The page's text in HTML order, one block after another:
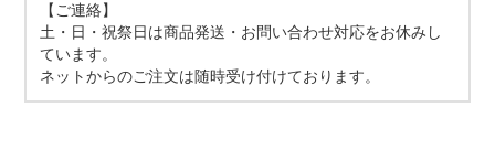
【ご連絡】
土・日・祝祭日は商品発送・お問い合わせ対応をお休みし
ています。
ネットからのご注文は随時受け付けております。